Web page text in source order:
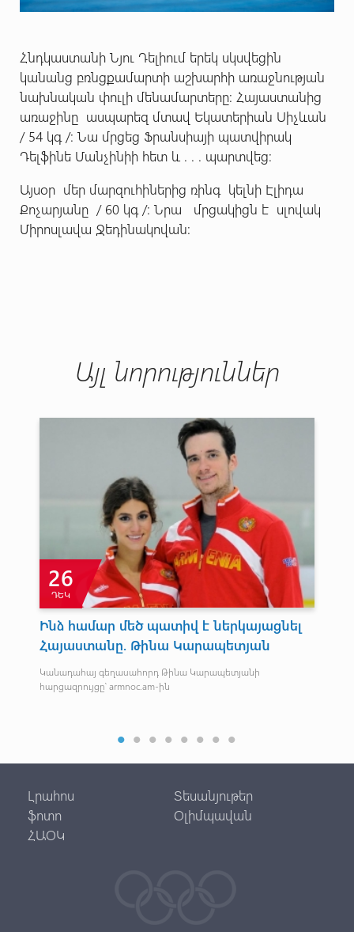
Հնդկաստանի Նյու Դելիում երեկ սկսվեցին
կանանց բռնցքամարտի աշխարհի առաջնության
նախնական փուլի մենամարտերը: Հայաստանից
առաջինը ասպարեզ մտավ Եկատերիան Սիչևան
/ 54 կգ /: Նա մրցեց Ֆրանսիայի պատվիրակ
Դելֆինե Մանչինիի հետ և . . . պարտվեց:
Այսօր մեր մարզուհիներից ռինգ կելնի Էլիդա
Քոչարյանը / 60 կգ /: Նրա մրցակիցն է սլովակ
Միրոսլավա Ջեդինակովան:
Այլ նորություններ
26
ԴԵԿ
Ինձ համար մեծ պատիվ է ներկայացնել
Հայաստանը. Թինա Կարապետյան
Կանադահայ գեղասահորդ Թինա Կարապետյանի
հարցազրույցը՝ armnoc.am-ին
Լրահոս
Տեսանյութեր
ֆոտո
Օլիմպավան
ՀԱՕԿ